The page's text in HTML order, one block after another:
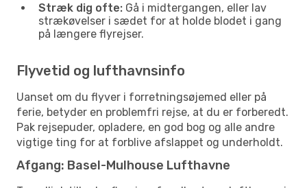
Stræk dig ofte: Gå i midtergangen, eller lav
strækøvelser i sædet for at holde blodet i gang
på længere flyrejser.
Flyvetid og lufthavnsinfo
Uanset om du flyver i forretningsøjemed eller på
ferie, betyder en problemfri rejse, at du er forberedt.
Pak rejsepuder, opladere, en god bog og alle andre
vigtige ting for at forblive afslappet og underholdt.
Afgang: Basel-Mulhouse Lufthavne